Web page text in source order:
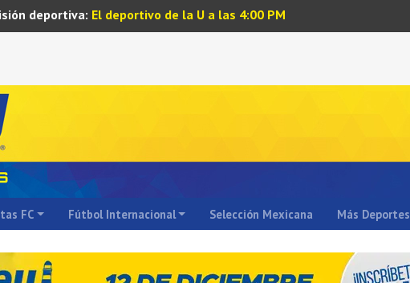
deportiva: El deportivo de la U a las 4:00 PM
FC Fútbol Internacional Selección Mexicana Más Deportes